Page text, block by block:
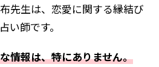
先生は、恋愛に関する縁結び
い師です。
情報は、特にありません。